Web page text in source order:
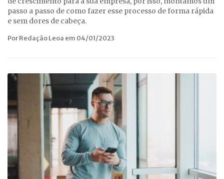
passo a passo de como fazer esse processo de forma rápida
e sem dores de cabeça.
Por Redação Leoa em 04/01/2023